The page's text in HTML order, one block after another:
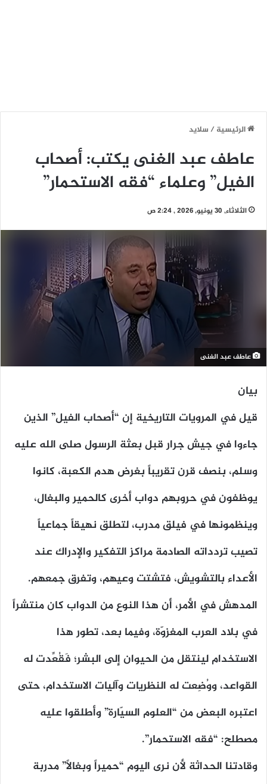
الرئيسية/ سلايد
عاطف عبد الغنى يكتب: أصحاب
الفيل” وعلماء “فقه الاستحمار”
الثلاثاء, 30 يونيو, 2026 , 2:24 ص
عاطف عبد الغنى
بيان
قيل في المرويات التاريخية إن “أصحاب الفيل” الذين
جاءوا في جيش جرار قبل بعثة الرسول صلى الله عليه
وسلم، بنصف قرن تقريباً بغرض هدم الكعبة، كانوا
يوظفون في حروبهم دواب أخرى كالحمير والبغال،
وينظمونها في فيلق مدرب، لتطلق نهيقاً جماعياً
تصيب تردداته الصادمة مراكز التفكير والإدراك عند
الأعداء بالتشويش، فتشتت وعيهم، وتفرق جمعهم.
المدهش في الأمر، أن هذا النوع من الدواب كان منتشراً
في بلاد العرب المغزوّة، وفيما بعد، تطور هذا
الاستخدام لينتقل من الحيوان إلى البشر؛ فَقُعِّدت له
القواعد، ووُضِعت له النظريات وآليات الاستخدام، حتى
اعتبره البعض من “العلوم السيّارة” وأطلقوا عليه
مصطلح: “فقه الاستحمار”.
وقادتنا الحداثة لأن نرى اليوم “حميراً وبغالاً” مدربة